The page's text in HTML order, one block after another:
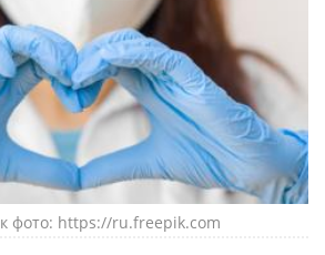
фото: https://ru.freepik.com